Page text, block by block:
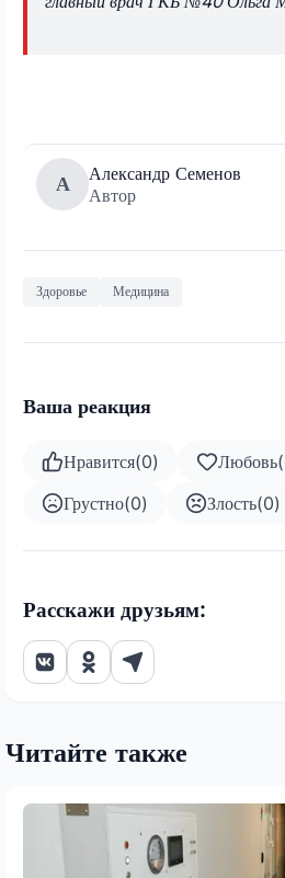
А
Александр Семенов
Автор
Здоровье Медицина
Ваша реакция
Нравится(0) Любовь(
Грустно(0) Злость(0)
Расскажи друзьям:
Читайте также